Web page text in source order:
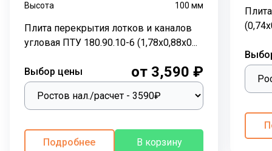
плиты перекрытия лотков.
Лотки каналов
перекрывают
одинакового размера по высоте и длине.
Бетонные каналы из лотковых элементов выполняют
важную функцию при
прокладывании трубопроводов в различных грунтах с
наличием грунтовых вод. Трубы, кабели каналов,
различные коммуникации надежно защищены в
По серии 3.006.1-8 выпускаются плиты перекрытия
Высота
100мм
Плита перекрытия лотков и каналов
угловая ПТУ 180.90.10-6 (1,78х0,88х0...
Выбор цены от 3,590 ₽
Подробнее В корзину